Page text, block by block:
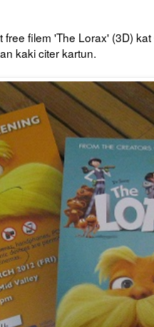
filem 'The Lorax' (3D)
kaki citer kartun.